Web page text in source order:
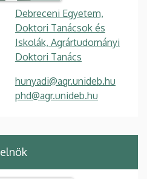
Debreceni Egyetem,
Doktori Tanácsok és
Iskolák, Agrártudományi
Doktori Tanács
hunyadi@agr.unideb.hu
phd@agr.unideb.hu
elnök